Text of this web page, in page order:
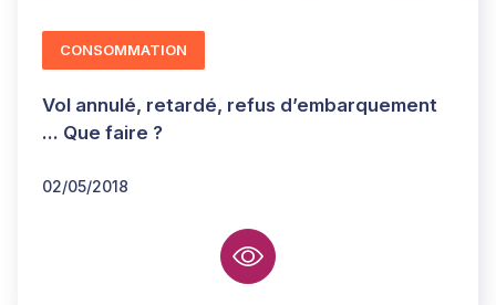
Vol annulé, retardé, refus d’embarquement
... Que faire ?
02/05/2018
CONSOMMATION